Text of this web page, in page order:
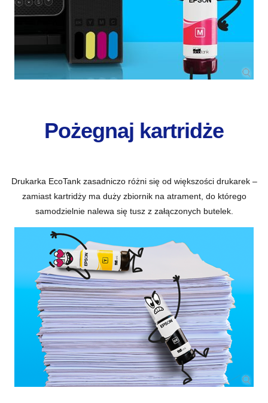
Pożegnaj kartridże
Drukarka EcoTank zasadniczo różni się od większości drukarek –
zamiast kartridży ma duży zbiornik na atrament, do którego
samodzielnie nalewa się tusz z załączonych butelek.